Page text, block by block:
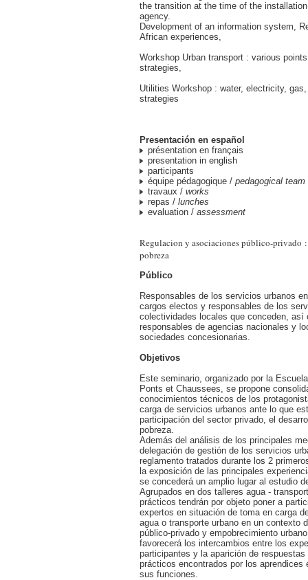
the transition at the time of the
agency.
Development of an information system,
African experiences,
Workshop Urban transport : various
strategies,
Utilities Workshop : water, electricity,
strategies
Presentación en español
présentation en français
presentation in english
participants
équipe pédagogique / pedagogical team
travaux / works
repas / lunches
evaluation / assessment
Regulacion y asociaciones público-privado
pobreza
Público
Responsables de los servicios urbanos
cargos electos y responsables de los
colectividades locales que conceden, así
responsables de agencias nacionales y
sociedades concesionarias.
Objetivos
Este seminario, organizado por la
Ponts et Chaussees, se propone
conocimientos técnicos de los
carga de servicios urbanos ante lo que
participación del sector privado, el
pobreza.
Además del análisis de los principales
delegación de gestión de los servicios
reglamento tratados durante los 2
la exposición de las principales
se concederá un amplio lugar al estudio
Agrupados en dos talleres agua -
prácticos tendrán por objeto poner a
expertos en situación de toma en carga
agua o transporte urbano en un contexto
público-privado y empobrecimiento
favorecerá los intercambios entre los
participantes y la aparición de respuestas
prácticos encontrados por los aprendices
sus funciones.